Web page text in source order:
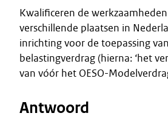
Kwalificeren de
verschillende plaatsen in
inrichting voor de toepassing
belastingverdrag (hierna: ‘het
van vóór het OESO-
Antwoord